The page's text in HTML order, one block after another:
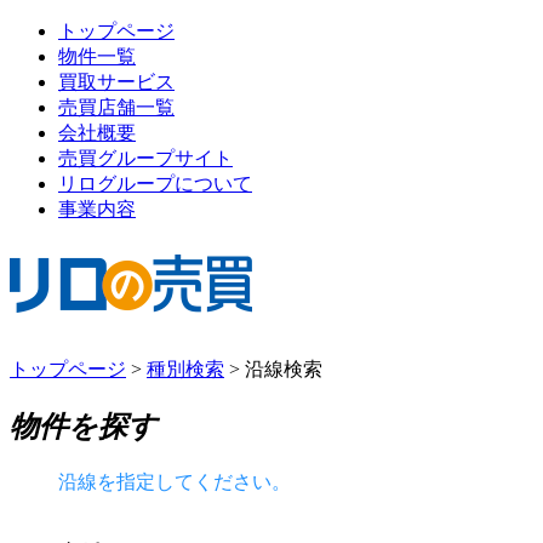
トップページ
物件一覧
買取サービス
売買店舗一覧
会社概要
売買グループサイト
リログループについて
事業内容
トップページ > 種別検索 > 沿線検索
物件を探す
沿線を指定してください。